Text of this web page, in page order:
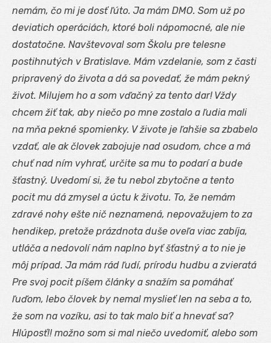
nemám, čo mi je dosť ľúto. Ja mám DMO. Som už po
deviatich operáciách, ktoré boli nápomocné, ale nie
dostatočne. Navštevoval som Školu pre telesne
postihnutých v Bratislave. Mám vzdelanie, som z časti
pripravený do života a dá sa povedať, že mám pekný
život. Milujem ho a som vďačný za tento dar! Vždy
chcem žiť tak, aby niečo po mne zostalo a ľudia mali
na mňa pekné spomienky. V živote je ľahšie sa zbabelo
vzdať, ale ak človek zabojuje nad osudom, chce a má
chuť nad ním vyhrať, určite sa mu to podarí a bude
šťastný. Uvedomí si, že tu nebol zbytočne a tento
pocit mu dá zmysel a úctu k životu. To, že nemám
zdravé nohy ešte nič neznamená, nepovažujem to za
hendikep, pretože prázdnota duše oveľa viac zabíja,
utláča a nedovolí nám naplno byť šťastný a to nie je
môj prípad. Ja mám rád ľudí, prírodu hudbu a zvieratá
Pre svoj pocit píšem články a snažím sa pomáhať
ľuďom, lebo človek by nemal myslieť len na seba a to,
že som na vozíku, asi to tak malo biť a hnevať sa?
Hlúposť!! možno som si mal niečo uvedomiť, alebo som